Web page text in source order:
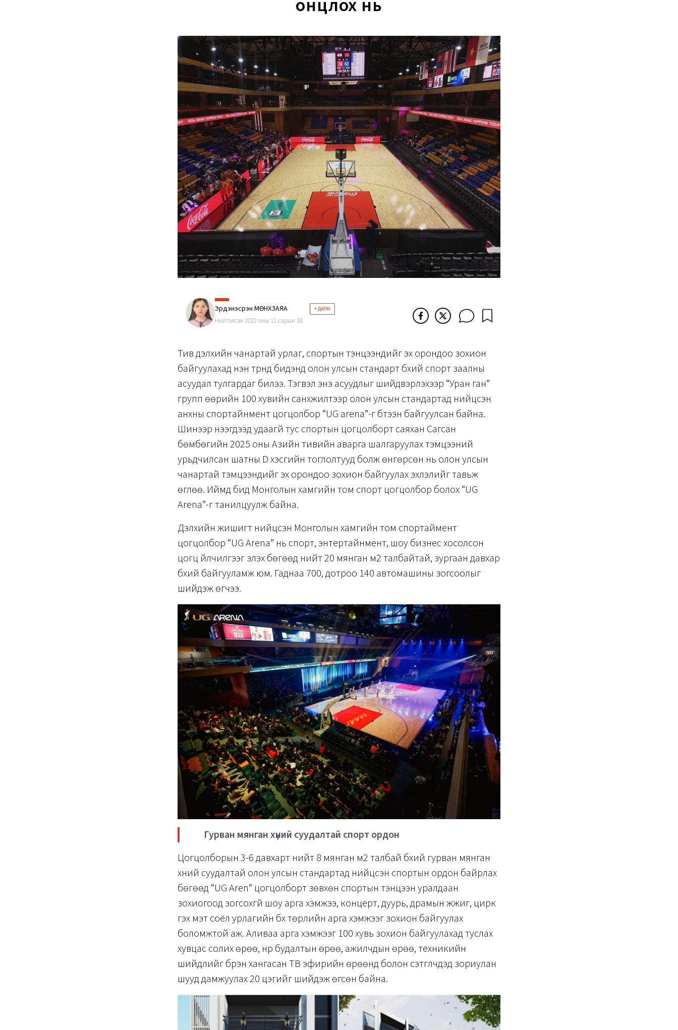
Эрдэнэсүрэн МӨНХЗАЯА + ДАГАХ
Нийтэлсэн 2022 оны 11 сарын 18
Тив дэлхийн чанартай урлаг, спортын тэнцээнүүдийг эх орондоо зохион
байгуулахад нэн түрүүнд бидэнд олон улсын стандарт бүхий спорт заалны
асуудал тулгардаг билээ. Тэгвэл энэ асуудлыг шийдвэрлэхээр “Уран ган”
групп өөрийн 100 хувийн санхүүжилтээр олон улсын стандартад нийцсэн
анхны спортайнмент цогцолбор “UG arena”-г бүтээн байгуулсан байна.
Шинээр нээгдээд удаагүй тус спортын цогцолборт саяхан Сагсан
бөмбөгийн 2025 оны Азийн тивийн аварга шалгаруулах тэмцээний
урьдчилсан шатны D хэсгийн тоглолтууд болж өнгөрсөн нь олон улсын
чанартай тэмцээнүүдийг эх орондоо зохион байгуулах эхлэлийг тавьж
өглөө. Иймд бид Монголын хамгийн том спорт цогцолбор болох “UG
Arena”-г танилцуулж байна.
Дэлхийн жишигт нийцсэн Монголын хамгийн том спортаймент
цогцолбор “UG Arena” нь спорт, энтертайнмент, шоу бизнес хосолсон
цогц үйлчилгээг үзүүлэх бөгөөд нийт 20 мянган м2 талбайтай, зургаан давхар
бүхий байгууламж юм. Гаднаа 700, дотроо 140 автомашины зогсоолыг
шийдэж өгчээ.
Гурван мянган хүний суудалтай спорт ордон
Цогцолборын 3-6 давхарт нийт 8 мянган м2 талбай бүхий гурван мянган
хүний суудалтай олон улсын стандартад нийцсэн спортын ордон байрлах
бөгөөд “UG Aren” цогцолборт зөвхөн спортын тэнцээн уралдаан
зохиогоод зогсохгүй шоу арга хэмжээ, концерт, дуурь, драмын жүжиг, цирк
гэх мэт соёл урлагийн бүх төрлийн арга хэмжээг зохион байгуулах
боломжтой аж. Аливаа арга хэмжээг 100 хувь зохион байгуулахад туслах
хувцас солих өрөө, нүүр будалтын өрөө, ажилчдын өрөө, техникийн
шийдлийг бүрэн хангасан ТВ эфирийн өрөөнүүд болон сэтгүүлчдэд зориулан
шууд дамжуулах 20 цэгийг шийдэж өгсөн байна.